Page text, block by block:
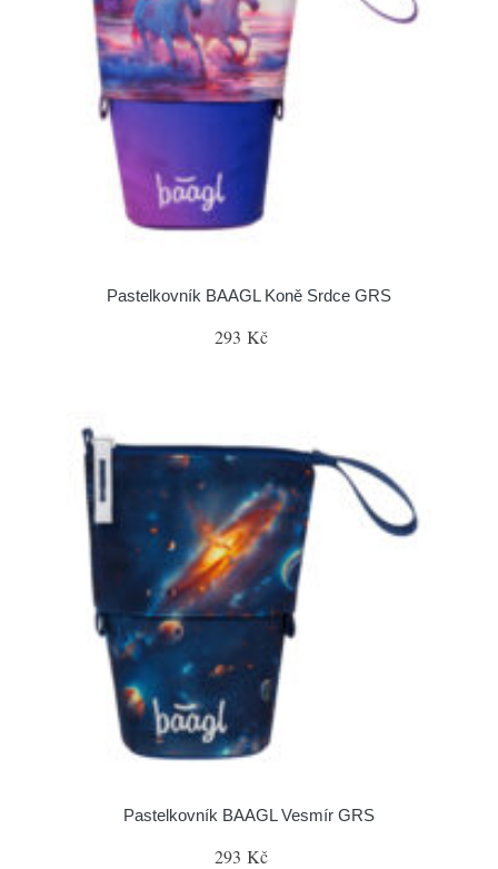
Pastelkovník BAAGL Koně Srdce GRS
293 Kč
Pastelkovník BAAGL Vesmír GRS
293 Kč